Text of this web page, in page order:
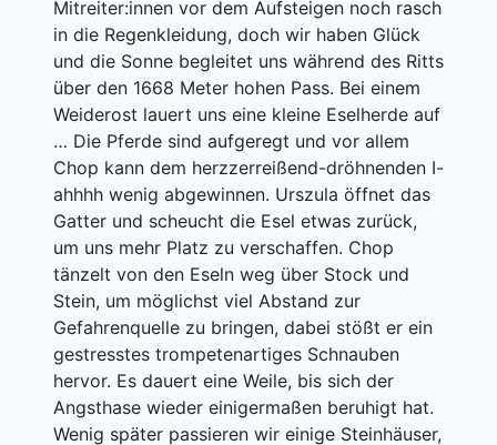
Mitreiter:innen vor dem Aufsteigen noch rasch
in die Regenkleidung, doch wir haben Glück
und die Sonne begleitet uns während des Ritts
über den 1668 Meter hohen Pass. Bei einem
Weiderost lauert uns eine kleine Eselherde auf
… Die Pferde sind aufgeregt und vor allem
Chop kann dem herzzerreißend-dröhnenden I-
ahhhh wenig abgewinnen. Urszula öffnet das
Gatter und scheucht die Esel etwas zurück,
um uns mehr Platz zu verschaffen. Chop
tänzelt von den Eseln weg über Stock und
Stein, um möglichst viel Abstand zur
Gefahrenquelle zu bringen, dabei stößt er ein
gestresstes trompetenartiges Schnauben
hervor. Es dauert eine Weile, bis sich der
Angsthase wieder einigermaßen beruhigt hat.
Wenig später passieren wir einige Steinhäuser,